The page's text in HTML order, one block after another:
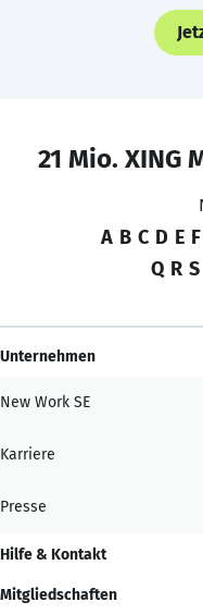
21 Mio. XING
A B C D E F
Q R S
Unternehmen
New Work SE
Karriere
Presse
Hilfe & Kontakt
Mitgliedschaften